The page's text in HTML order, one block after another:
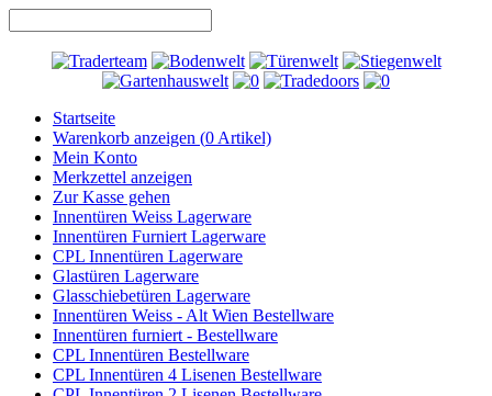
Startseite
Warenkorb anzeigen (0 Artikel)
Mein Konto
Merkzettel anzeigen
Zur Kasse gehen
Innentüren Weiss Lagerware
Innentüren Furniert Lagerware
CPL Innentüren Lagerware
Glastüren Lagerware
Glasschiebetüren Lagerware
Innentüren Weiss - Alt Wien Bestellware
Innentüren furniert - Bestellware
CPL Innentüren Bestellware
CPL Innentüren 4 Lisenen Bestellware